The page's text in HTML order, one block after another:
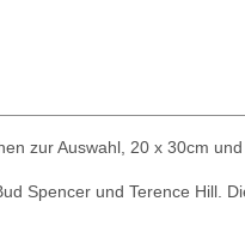
zur Auswahl, 20 x 30cm
Spencer und Terence Hill.